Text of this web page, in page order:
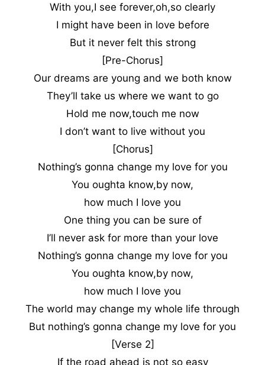
With you,I see forever,oh,so clearly
I might have been in love before
But it never felt this strong
[Pre-Chorus]
Our dreams are young and we both know
They’ll take us where we want to go
Hold me now,touch me now
I don’t want to live without you
[Chorus]
Nothing’s gonna change my love for you
You oughta know,by now,
how much I love you
One thing you can be sure of
I’ll never ask for more than your love
Nothing’s gonna change my love for you
You oughta know,by now,
how much I love you
The world may change my whole life through
But nothing’s gonna change my love for you
[Verse 2]
If the road ahead is not so easy